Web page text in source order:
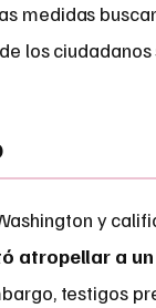
medidas
los ciudadanos
y
atropellar a
testigos